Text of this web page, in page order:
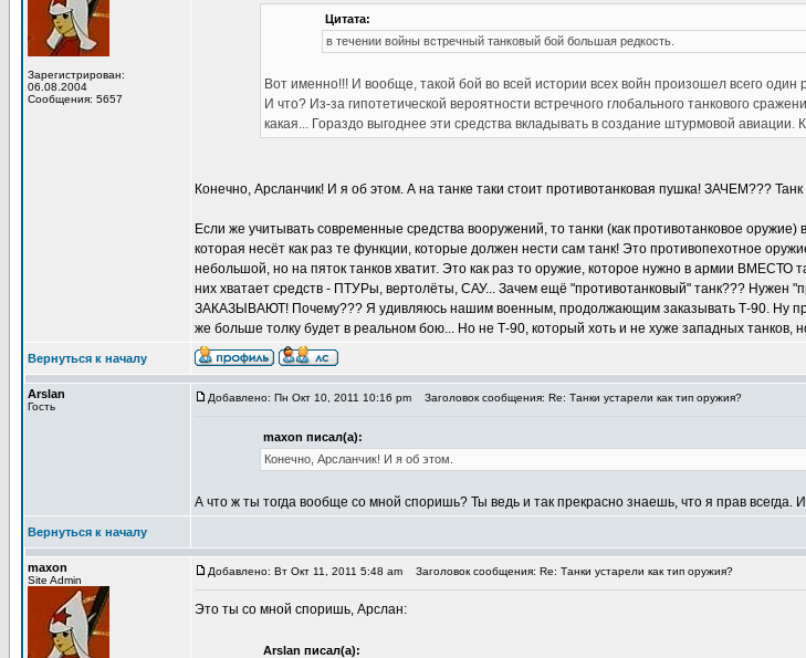
Зарегистрирован:
06.08.2004
Сообщения: 5657
Цитата:
в течении войны встречный танковый бой большая редкость.
Вот именно!!! И вообще, такой бой во всей истории всех войн произошел всего
И что? Из-за гипотетической вероятности встречного глобального танкового
какая... Гораздо выгоднее эти средства вкладывать в создание штурмовой
Конечно, Арсланчик! И я об этом. А на танке таки стоит противотанковая пушка! ЗАЧЕМ???
Если же учитывать современные средства вооружений, то танки (как противотанковое
которая несёт как раз те функции, которые должен нести сам танк! Это противопехотное
небольшой, но на пяток танков хватит. Это как раз то оружие, которое нужно в армии ВМЕСТО
них хватает средств - ПТУРы, вертолёты, САУ... Зачем ещё "противотанковый" танк??? Нужен
ЗАКАЗЫВАЮТ! Почему??? Я удивляюсь нашим военным, продолжающим заказывать Т-90. Ну
же больше толку будет в реальном бою... Но не Т-90, который хоть и не хуже западных
Вернуться к началу
Arslan
Гость
Добавлено: Пн Окт 10, 2011 10:16 pm Заголовок сообщения: Re: Танки устарели как тип оружия?
maxon писал(а):
Конечно, Арсланчик! И я об этом.
А что ж ты тогда вообще со мной споришь? Ты ведь и так прекрасно знаешь, что я прав всегда. И
Вернуться к началу
maxon
Site Admin
Добавлено: Вт Окт 11, 2011 5:48 am Заголовок сообщения: Re: Танки устарели как тип оружия?
Это ты со мной споришь, Арслан:
Arslan писал(а):